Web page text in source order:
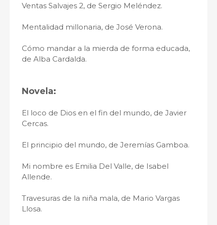
Ventas Salvajes 2, de Sergio Meléndez.
Mentalidad millonaria, de José Verona.
Cómo mandar a la mierda de forma educada,
de Alba Cardalda.
Novela:
El loco de Dios en el fin del mundo, de Javier
Cercas.
El principio del mundo, de Jeremías Gamboa.
Mi nombre es Emilia Del Valle, de Isabel
Allende.
Travesuras de la niña mala, de Mario Vargas
Llosa.